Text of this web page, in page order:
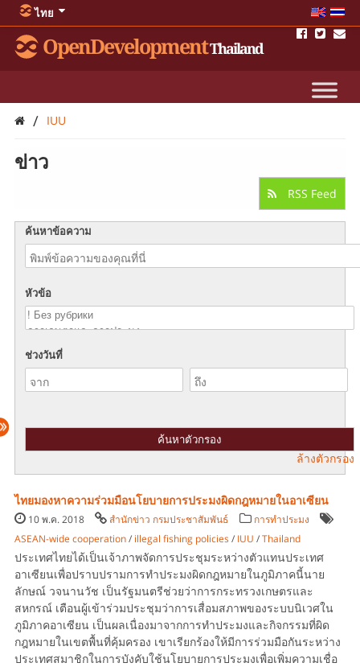
ไทย
OpenDevelopmentThailand
/ IUU
ข่าว
RSS Feed
ค้นหาข้อความ
หัวข้อ
ช่วงวันที่
ล้างตัวกรอง
ไทยมองหาความร่วมมือนโยบายการประมงผิดกฎหมายในอาเซียน
10 พ.ค. 2018 สำนักข่าว กรมประชาสัมพันธ์
การทำประมง
ASEAN-wide cooperation/ illegal fishing policies/ IUU /Thailand
ประเทศไทยได้เป็นเจ้าภาพจัดการประชุมระหว่างตัวแทนประเทศ
อาเซียนเพื่อปราบปรามการทำประมงผิดกฎหมายในภูมิภาคนี้นาย
ลักษณ์ วจนานวัช เป็นรัฐมนตรีช่วยว่าการกระทรวงเกษตรและ
สหกรณ์ เตือนผู้เข้าร่วมประชุมว่าการเสื่อมสภาพของระบบนิเวศใน
ภูมิภาคอาเซียน เป็นผลเนื่องมาจากการทำประมงและกิจกรรมที่ผิด
กฎหมายในเขตพื้นที่คุ้มครอง เขาเรียกร้องให้มีการร่วมมือกันระหว่าง
ประเทศสมาชิกในการบังคับใช้นโยบายการประมงเพื่อเพิ่มความเชื่อ